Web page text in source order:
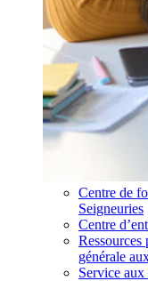
Centre de
Seigneuries
Centre
Ressources
générale
Service